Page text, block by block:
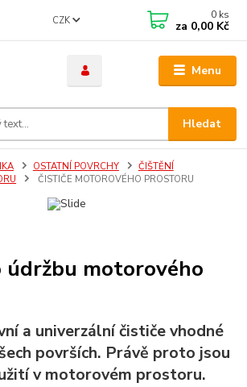
Menu
CZK
Hledat
0 ks
za 0,00 Kč
OSTATNÍ POVRCHY
ČIŠTĚNÍ
ČISTIČE MOTOROVÉHO PROSTORU
údržbu motorového
a univerzální čističe vhodné
površích. Právě proto jsou
v motorovém prostoru.